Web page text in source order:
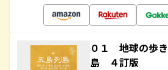
０１ 地球の歩
島 ４訂版